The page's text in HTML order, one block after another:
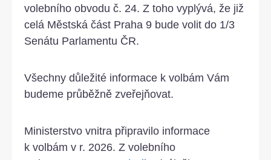
volebního obvodu č. 24. Z toho vyplývá, že již
celá Městská část Praha 9 bude volit do 1/3
Senátu Parlamentu ČR.
Všechny důležité informace k volbám Vám
budeme průběžně zveřejňovat.
Ministerstvo vnitra připravilo informace
k volbám v r. 2026. Z volebního